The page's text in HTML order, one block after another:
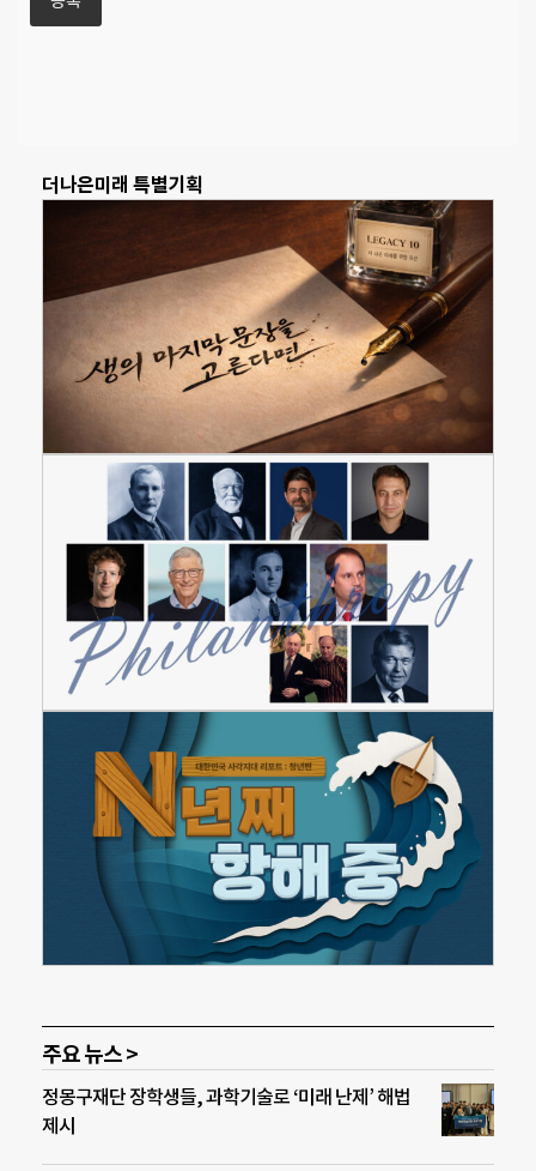
더나은미래 특별기획
주요 뉴스 >
정몽구재단 장학생들, 과학기술로 ‘미래 난제’ 해법
제시